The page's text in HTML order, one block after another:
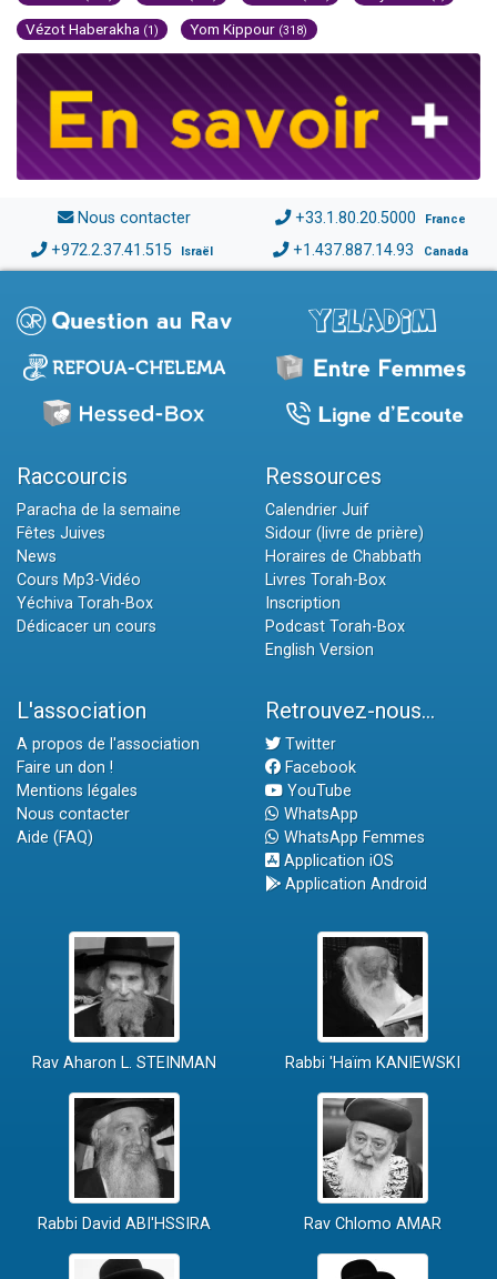
Vézot Haberakha (1) Yom Kippour (318)
Nous contacter +33.1.80.20.5000 France
+972.2.37.41.515 Israël +1.437.887.14.93 Canada
Raccourcis
Paracha de la semaine
Fêtes Juives
News
Cours Mp3-Vidéo
Yéchiva Torah-Box
Dédicacer un cours
Ressources
Calendrier Juif
Sidour (livre de prière)
Horaires de Chabbath
Livres Torah-Box
Inscription
Podcast Torah-Box
English Version
L'association
A propos de l'association
Faire un don !
Mentions légales
Nous contacter
Aide (FAQ)
Retrouvez-nous...
Twitter
Facebook
YouTube
WhatsApp
WhatsApp Femmes
Application iOS
Application Android
Rav Aharon L. STEINMAN Rabbi 'Haïm KANIEWSKI
Rabbi David ABI'HSSIRA Rav Chlomo AMAR